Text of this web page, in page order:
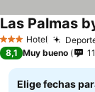
3 Estrellas
Hotel
Las Palmas
8,1 Muy bueno
Elige fechas